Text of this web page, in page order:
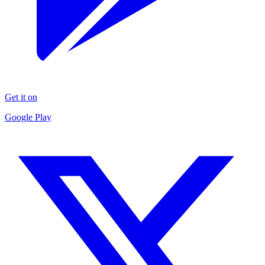
Get it on
Google Play